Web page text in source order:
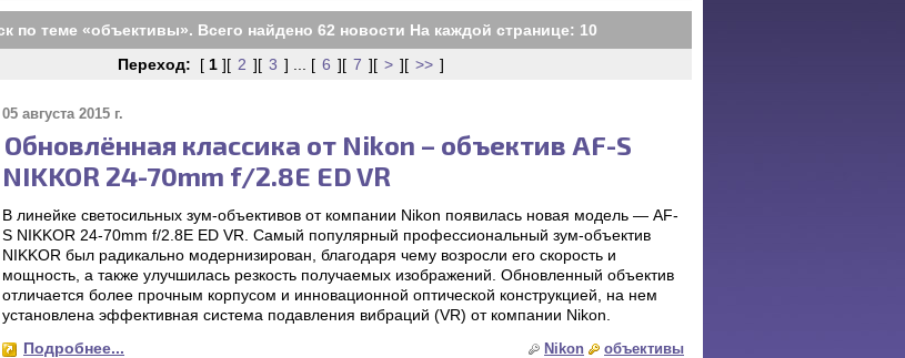
по теме «объективы». Всего найдено 62 новости На каждой странице: 10
Переход: [ 1 ][ 2 ][ 3 ] ... [ 6 ][ 7 ][ > ][ >> ]
05 августа 2015 г.
Обновлённая классика от Nikon – объектив AF-S
NIKKOR 24-70mm f/2.8E ED VR
В линейке светосильных зум-объективов от компании Nikon появилась новая модель — AF-
S NIKKOR 24-70mm f/2.8E ED VR. Самый популярный профессиональный зум-объектив
NIKKOR был радикально модернизирован, благодаря чему возросли его скорость и
мощность, а также улучшилась резкость получаемых изображений. Обновленный объектив
отличается более прочным корпусом и инновационной оптической конструкцией, на нем
установлена эффективная система подавления вибраций (VR) от компании Nikon.
Подробнее...
Nikon объективы